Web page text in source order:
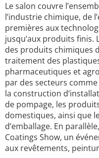
Le salon couvre
l’industrie chimique, de
premières aux
jusqu’aux produits
des produits chimiques
traitement des
pharmaceutiques et
par des secteurs
la construction
de pompage, les
domestiques, ainsi que
d’emballage. En
Coatings Show, un
aux revêtements,